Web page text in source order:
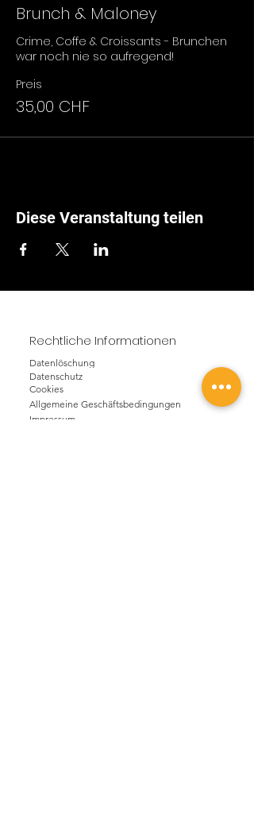
Brunch & Maloney
Crime, Coffe & Croissants - Brunchen
war noch nie so aufregend!
Preis
35,00 CHF
Diese Veranstaltung teilen
Rechtliche Informationen
Datenlöschung
Datenschutz
Cookies
Allgemeine Geschäftsbedingungen
Impressum